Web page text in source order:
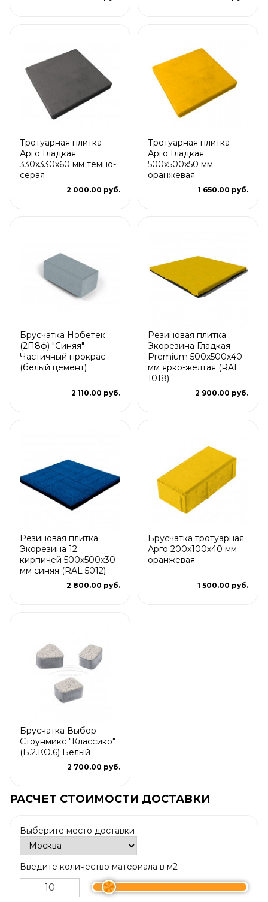
Тротуарная плитка
Арго Гладкая
330x330x60 мм темно-
серая
2 000.00 руб.
Тротуарная плитка
Арго Гладкая
500x500x50 мм
оранжевая
1 650.00 руб.
Брусчатка Нобетек
(2П8ф) "Синяя"
Частичный прокрас
(белый цемент)
2 110.00 руб.
Резиновая плитка
Экорезина Гладкая
Premium 500x500x40
мм ярко-желтая (RAL
1018)
2 900.00 руб.
Резиновая плитка
Экорезина 12
кирпичей 500x500x30
мм синяя (RAL 5012)
2 800.00 руб.
Брусчатка тротуарная
Арго 200x100x40 мм
оранжевая
1 500.00 руб.
Брусчатка Выбор
Стоунмикс "Классико"
(Б.2.КО.6) Белый
2 700.00 руб.
РАСЧЕТ СТОИМОСТИ ДОСТАВКИ
Выберите место доставки
Введите количество материала в м2